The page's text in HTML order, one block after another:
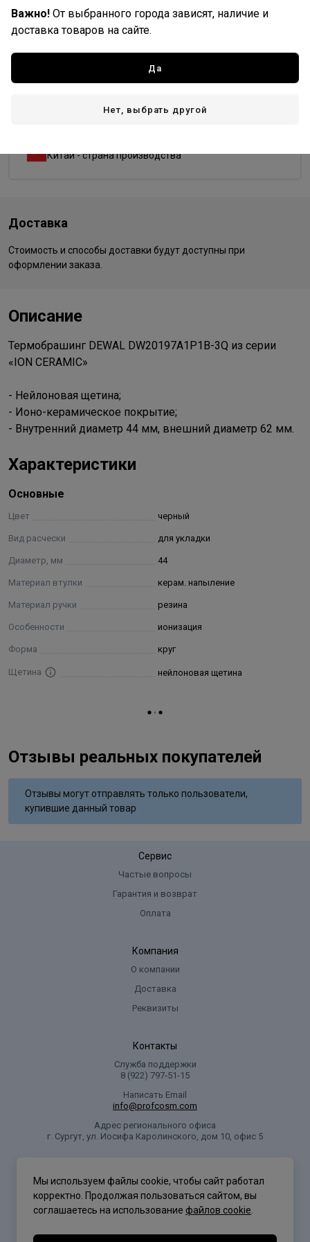
Форма
изогнутая
круг овал
Китай - страна производства
Доставка
Стоимость и способы доставки будут доступны при
оформлении заказа.
Описание
Термобрашинг DEWAL DW20197A1P1B-3Q из серии
«ION CERAMIC»
- Нейлоновая щетина;
- Ионо-керамическое покрытие;
- Внутренний диаметр 44 мм, внешний диаметр 62 мм.
Характеристики
Основные
Цвет черный
Вид расчески для укладки
Диаметр, мм 44
Материал втулки керам. напыление
Материал ручки резина
Особенности ионизация
Форма круг
Щетина нейлоновая щетина
Отзывы реальных покупателей
Отзывы могут отправлять только пользователи,
купившие данный товар
Сервис
Частые вопросы
Гарантия и возврат
Оплата
Компания
О компании
Доставка
Реквизиты
Контакты
Служба поддержки
8 (922) 797‑51-15
Написать Email
info@profcosm.com
Адрес регионального офиса
г. Сургут, ул. Иосифа Каролинского, дом 10, офис 5
Важно! От выбранного города зависят, наличие и
доставка товаров на сайте.
Да
Нет, выбрать другой
Мы используем файлы cookie, чтобы сайт работал
корректно. Продолжая пользоваться сайтом, вы
соглашаетесь на использование файлов cookie